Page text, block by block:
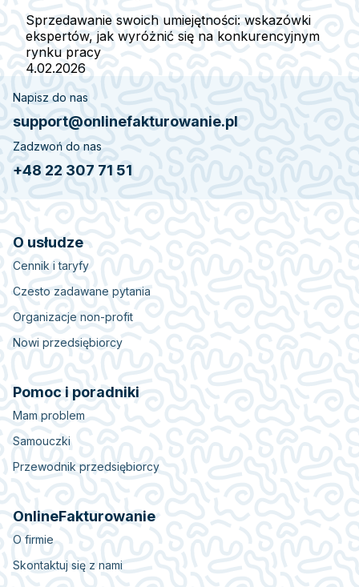
Sprzedawanie swoich umiejętności: wskazówki
ekspertów, jak wyróżnić się na konkurencyjnym
rynku pracy
4.02.2026
Napisz do nas
support@onlinefakturowanie.pl
Zadzwoń do nas
+48 22 307 71 51
O usłudze
Cennik i taryfy
Czesto zadawane pytania
Organizacje non-profit
Nowi przedsiębiorcy
Pomoc i poradniki
Mam problem
Samouczki
Przewodnik przedsiębiorcy
OnlineFakturowanie
O firmie
Skontaktuj się z nami